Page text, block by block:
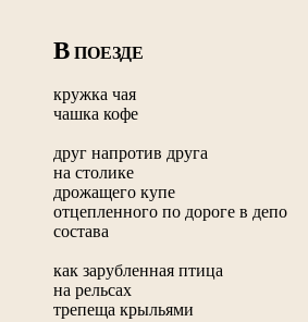
В ПОЕЗДЕ
кружка чая
чашка кофе
друг напротив друга
на столике
дрожащего купе
отцепленного по дороге в депо
состава
как зарубленная птица
на рельсах
трепеща крыльями